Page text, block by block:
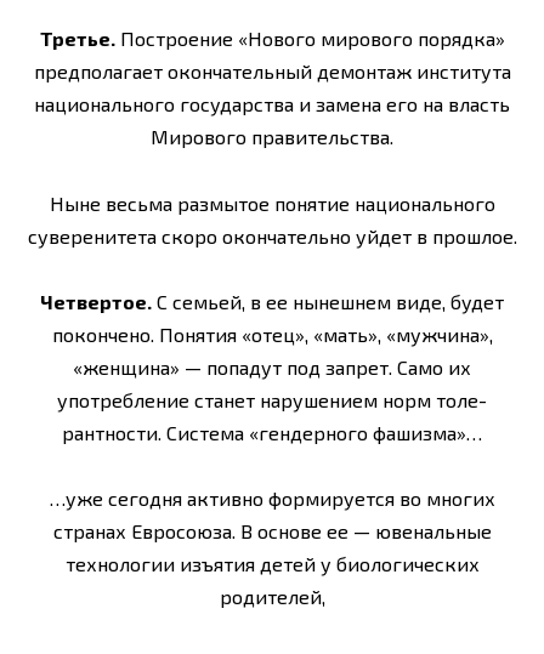
Третье.Построение «Нового мирового порядка»
предполагает окончательный демонтаж ин­ститута
национального государства и замена его на власть
Мирового правительства.
Ныне весьма размытое понятие национального
суверенитета скоро окончательно уйдет в прошлое.
Четвертое. С семьей, в ее нынешнем виде, будет
покончено. Понятия «отец», «мать», «мужчина»,
«женщина» — попадут под запрет. Само их
употребление станет нарушением норм толе­
рантности. Система «гендерного фашизма»…
…уже сегодня активно формируется во многих
странах Евросоюза. В основе ее — ювенальные
технологии изъятия детей у биологических
родителей,